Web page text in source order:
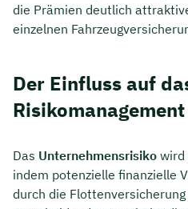
die Prämien deutlich
einzelnen
Der Einfluss auf
Das Unternehmensrisiko wird
indem potenzielle finanzielle
durch die